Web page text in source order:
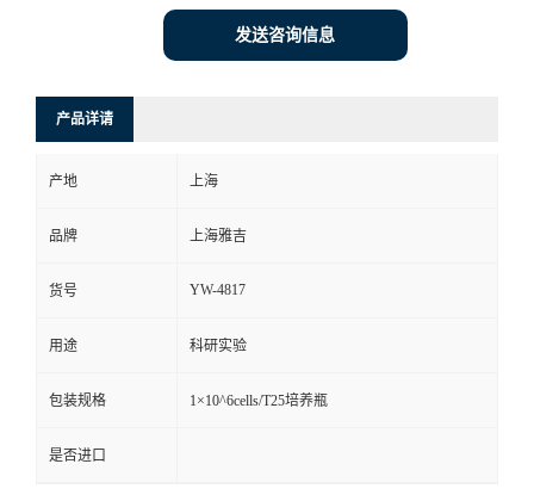
发送咨询信息
产品详请
产地 上海
品牌 上海雅吉
货号 YW-4817
用途 科研实验
包装规格 1×10^6cells/T25培养瓶
是否进口